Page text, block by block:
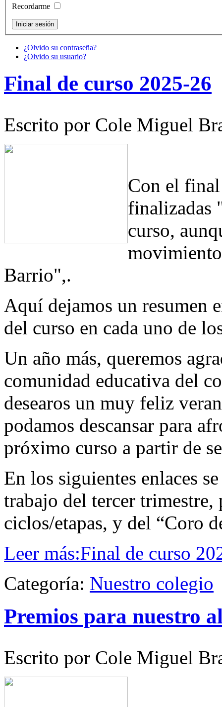
Recordarme
¿Olvido su contraseña?
¿Olvido su usuario?
Final de curso 2025-26
Escrito por Cole Miguel
Con el
finalizadas
curso,
Barrio",.
Aquí dejamos un resumen
del curso en cada uno de
Un año más, queremos
comunidad educativa del
desearos un muy feliz
podamos descansar para
próximo curso a partir de
En los siguientes enlaces
trabajo del tercer trimestre,
ciclos/etapas, y del “Coro
Leer más:Final de curso
Categoría: Nuestro colegio
Premios para nuestro
Escrito por Cole Miguel